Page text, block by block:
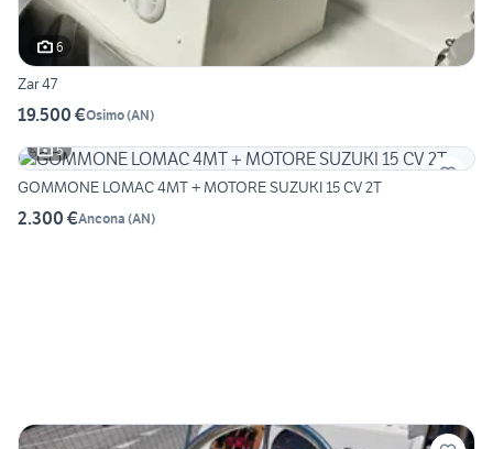
6
Zar 47
19.500 €Osimo(AN)
5
GOMMONE LOMAC 4MT + MOTORE SUZUKI 15 CV 2T
2.300 €Ancona (AN)